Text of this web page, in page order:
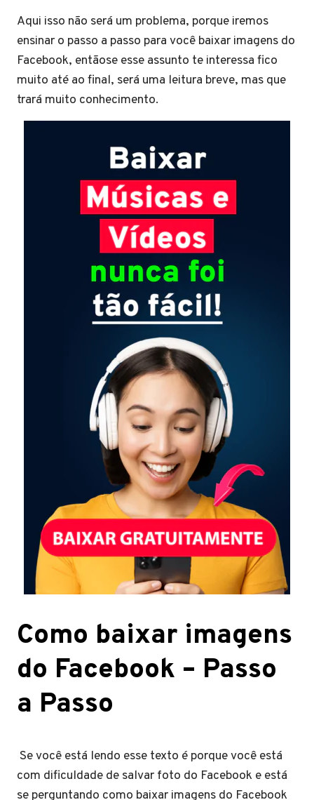
Aqui isso não será um problema, porque iremos
ensinar o passo a passo para você baixar imagens do
Facebook, entãose esse assunto te interessa fico
muito até ao final, será uma leitura breve, mas que
trará muito conhecimento.
Como baixar imagens
do Facebook – Passo
a Passo
Se você está lendo esse texto é porque você está
com dificuldade de salvar foto do Facebook e está
se perguntando como baixar imagens do Facebook